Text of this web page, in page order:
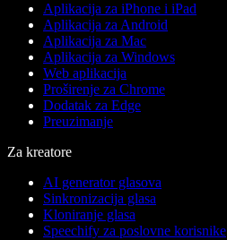
Aplikacija za iPhone i iPad
Aplikacija za Android
Aplikacija za Mac
Aplikacija za Windows
Web aplikacija
Proširenje za Chrome
Dodatak za Edge
Preuzimanje
Za kreatore
AI generator glasova
Sinkronizacija glasa
Kloniranje glasa
Speechify za poslovne korisnike